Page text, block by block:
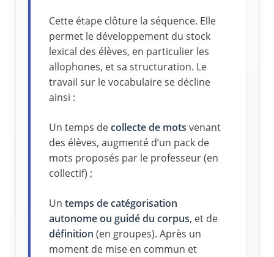
Cette étape clôture la séquence. Elle
permet le développement du stock
lexical des élèves, en particulier les
allophones, et sa structuration. Le
travail sur le vocabulaire se décline
ainsi :
Un temps decollecte de mots venant
des élèves, augmenté d’un pack de
mots proposés par le professeur (en
collectif) ;
Un temps de catégorisation
autonome ou guidé du corpus, et de
définition (en groupes). Après un
moment de mise en commun et